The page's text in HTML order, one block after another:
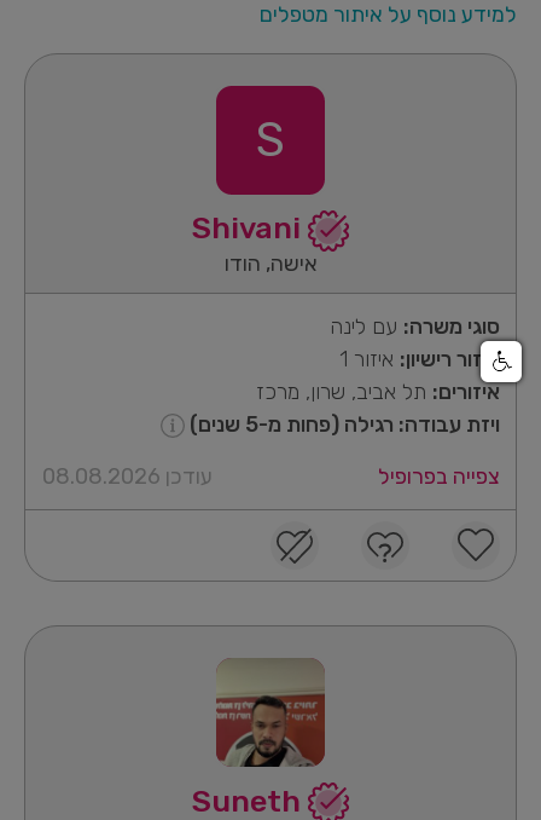
למידע נוסף על איתור מטפלים
S
אישה, הודו
סוגי משרה: עם לינה
איזור רישיון: איזור 1
איזורים: תל אביב, שרון, מרכז
ויזת עבודה: רגילה (פחות מ-5 שנים)
צפייה בפרופיל
עודכן 08.08.2026